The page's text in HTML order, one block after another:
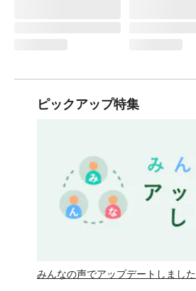
ピックアップ特集
みんなの声でアップデートしました